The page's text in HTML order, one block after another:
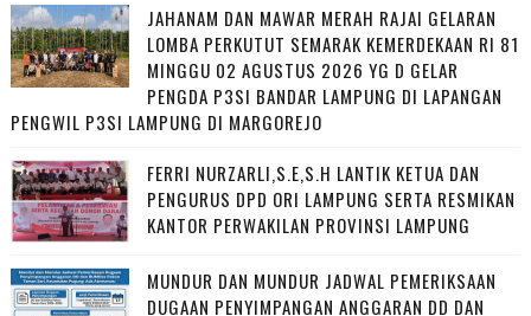
JAHANAM DAN MAWAR MERAH RAJAI GELARAN
LOMBA PERKUTUT SEMARAK KEMERDEKAAN RI 81
MINGGU 02 AGUSTUS 2026 YG D GELAR
PENGDA P3SI BANDAR LAMPUNG DI LAPANGAN
PENGWIL P3SI LAMPUNG DI MARGOREJO
FERRI NURZARLI,S.E,S.H LANTIK KETUA DAN
PENGURUS DPD ORI LAMPUNG SERTA RESMIKAN
KANTOR PERWAKILAN PROVINSI LAMPUNG
MUNDUR DAN MUNDUR JADWAL PEMERIKSAAN
DUGAAN PENYIMPANGAN ANGGARAN DD DAN